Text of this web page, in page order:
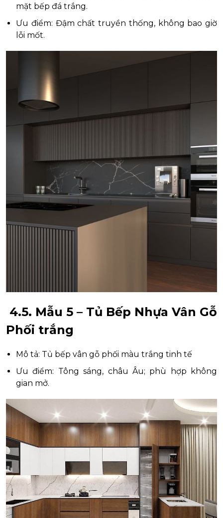
mặt bếp đá trắng.
Ưu điểm: Đậm chất truyền thống, không bao giờ
lỗi mốt.
4.5. Mẫu 5 – Tủ Bếp Nhựa Vân Gỗ
Phối trắng
Mô tả: Tủ bếp vân gỗ phối màu trắng tinh tế
Ưu điểm: Tông sáng, châu Âu; phù hợp không
gian mở.